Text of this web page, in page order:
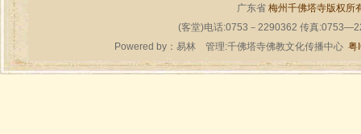
广东省 梅州千佛塔寺版权所
(客堂)电话:0753－2290362 传真
Powered by： 易林管理:千佛塔寺佛教文化传播中心 粤